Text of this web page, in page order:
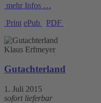
mehr Infos …
Print ePub PDF
Klaus Erfmeyer
Gutachterland
1. Juli 2015
sofort lieferbar